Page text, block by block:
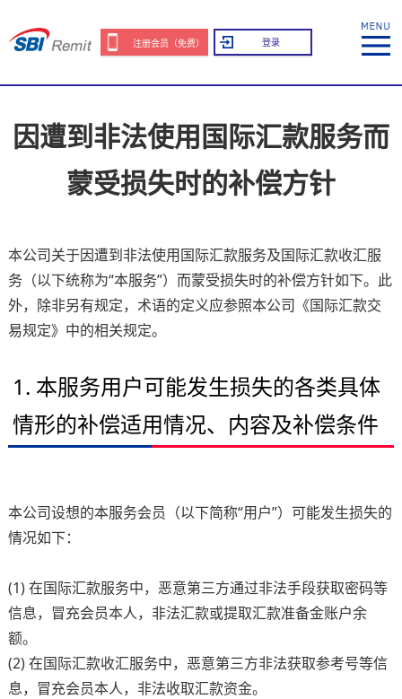
注册会员（免费） 登录
因遭到非法使用国际汇款服务而
蒙受损失时的补偿方针
本公司关于因遭到非法使用国际汇款服务及国际汇款收汇服
务（以下统称为“本服务”）而蒙受损失时的补偿方针如下。此
外，除非另有规定，术语的定义应参照本公司《国际汇款交
易规定》中的相关规定。
1. 本服务用户可能发生损失的各类具体
情形的补偿适用情况、内容及补偿条件
本公司设想的本服务会员（以下简称“用户”）可能发生损失的
情况如下：
(1) 在国际汇款服务中，恶意第三方通过非法手段获取密码等
信息，冒充会员本人，非法汇款或提取汇款准备金账户余
额。
(2) 在国际汇款收汇服务中，恶意第三方非法获取参考号等信
息，冒充会员本人，非法收取汇款资金。